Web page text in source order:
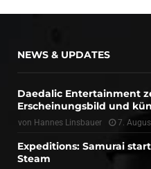
NEWS & UPDATES
Daedalic Entertainment
Erscheinungsbild und
von Hannes Linsbauer 7.
Expeditions: Samurai
Steam